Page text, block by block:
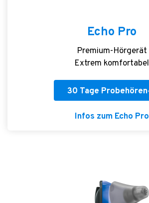
Echo Pro
Premium-Hörgerät
Extrem komfortabel
30 Tage Probehören
Infos zum Echo Pro